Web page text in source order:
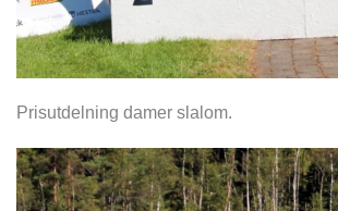
Prisutdelning damer slalom.